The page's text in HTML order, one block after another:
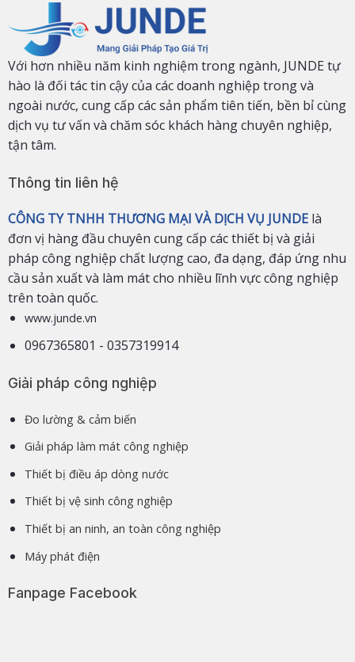
Với hơn nhiều năm kinh nghiệm trong ngành, JUNDE tự
hào là đối tác tin cậy của các doanh nghiệp trong và
ngoài nước, cung cấp các sản phẩm tiên tiến, bền bỉ cùng
dịch vụ tư vấn và chăm sóc khách hàng chuyên nghiệp,
tận tâm.
Thông tin liên hệ
CÔNG TY TNHH THƯƠNG MẠI VÀ DỊCH VỤ JUNDElà
đơn vị hàng đầu chuyên cung cấp các thiết bị và giải
pháp công nghiệp chất lượng cao, đa dạng, đáp ứng nhu
cầu sản xuất và làm mát cho nhiều lĩnh vực công nghiệp
trên toàn quốc.
www.junde.vn
0967365801 - 0357319914
Giải pháp công nghiệp
Đo lường & cảm biến
Giải pháp làm mát công nghiệp
Thiết bị điều áp dòng nước
Thiết bị vệ sinh công nghiệp
Thiết bị an ninh, an toàn công nghiệp
Máy phát điện
Fanpage Facebook